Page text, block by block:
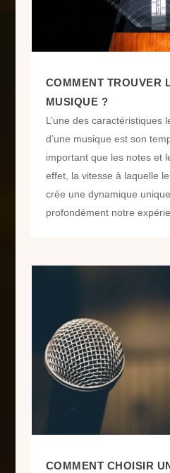
COMMENT TROUVER
MUSIQUE ?
L’une des caractéristiques
d’une musique est son
important que les notes et
effet, la vitesse à laquelle
crée une dynamique
profondément notre
COMMENT CHOISIR